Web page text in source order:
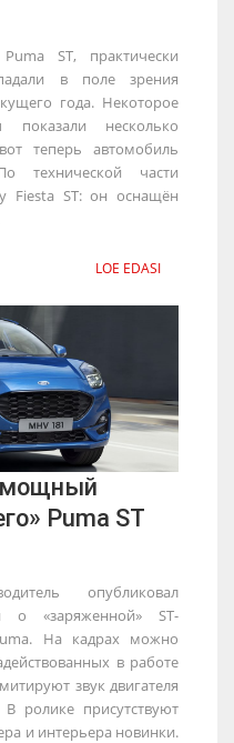
ST, практически
в поле зрения
года. Некоторое
несколько
теперь автомобиль
технической части
Fiesta ST: он оснащён
LOE EDASI
мощный
Puma ST
опубликовал
о «заряженной» ST-
На кадрах можно
в работе
звук двигателя
ролике присутствуют
и интерьера новинки.